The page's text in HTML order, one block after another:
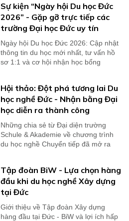
Sự kiện “Ngày hội Du học Đức
2026” - Gặp gỡ trực tiếp các
trường Đại học Đức uy tín
Ngày hội Du học Đức 2026: Cập nhật
thông tin du học mới nhất, tư vấn hồ
sơ 1:1 và cơ hội nhận học bổng
Hội thảo: Đột phá tương lai Du
học nghề Đức - Nhận bằng Đại
học diễn ra thành công
Những chia sẻ từ Đại diện trường
Schule & Akademie về chương trình
du học nghề Chuyển tiếp đã mở ra
Tập đoàn BiW - Lựa chọn hàng
đầu khi du học nghề Xây dựng
tại Đức
Giới thiệu về Tập đoàn Xây dựng
hàng đầu tại Đức - BiW và lợi ích hấp